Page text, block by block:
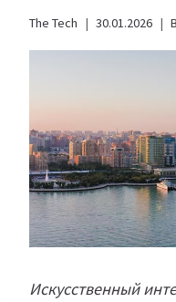
The Tech 30.01.2026
Искусственный